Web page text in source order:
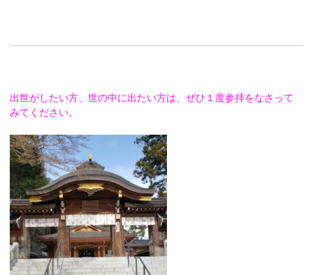
出世がしたい方、世の中に出たい方は、ぜひ１度参拝をなさって
みてください。